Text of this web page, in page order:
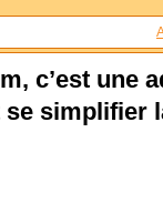
c’est une
simplifier